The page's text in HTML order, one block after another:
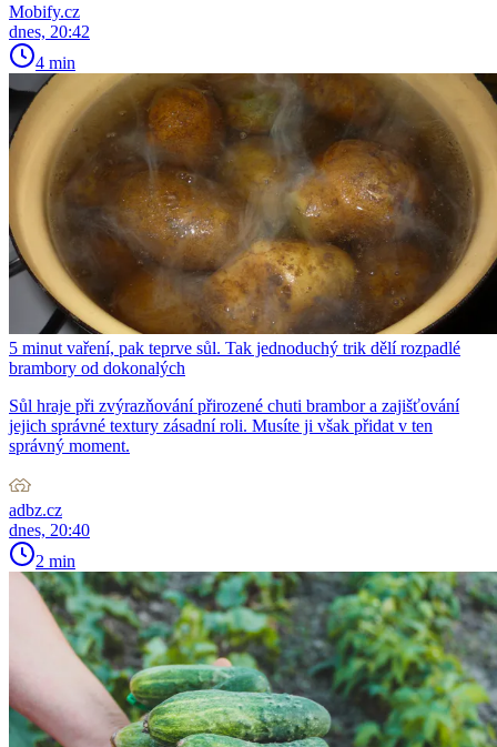
Mobify.cz
dnes, 20:42
4 min
5 minut vaření, pak teprve sůl. Tak jednoduchý trik dělí rozpadlé
brambory od dokonalých
Sůl hraje při zvýrazňování přirozené chuti brambor a zajišťování
jejich správné textury zásadní roli. Musíte ji však přidat v ten
správný moment.
adbz.cz
dnes, 20:40
2 min